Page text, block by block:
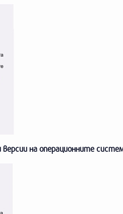
версии на операционните